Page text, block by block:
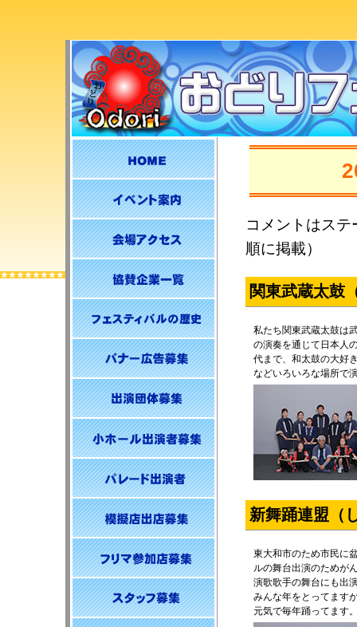
コメントはス
順に掲載）
関東武蔵太鼓
私たち関東武蔵太鼓は
の演奏を通じて日本人
代まで、和太鼓の大好
などいろいろな場所で
新舞踊連盟（
東大和市のため市民に
ルの舞台出演のためが
演歌歌手の舞台にも出
みんな年をとってます
元気で毎年踊ってます